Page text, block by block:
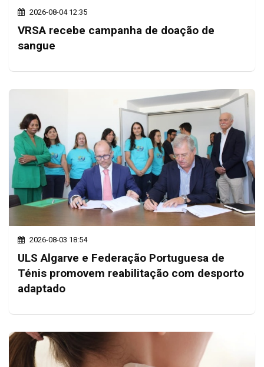
2026-08-04 12:35
VRSA recebe campanha de doação de
sangue
2026-08-03 18:54
ULS Algarve e Federação Portuguesa de
Ténis promovem reabilitação com desporto
adaptado